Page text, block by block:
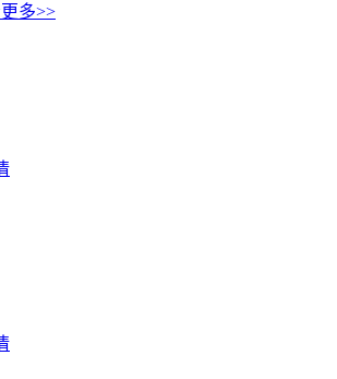
多>>